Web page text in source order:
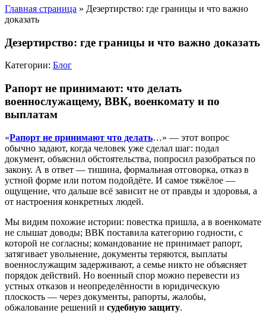
Главная страница » Дезертирство: где границы и что важно
доказать
Дезертирство: где границы и что важно доказать
Категории: Блог
Рапорт не принимают: что делать
военнослужащему, ВВК, военкомату и по
выплатам
«Рапорт не принимают что делать…» — этот вопрос
обычно задают, когда человек уже сделал шаг: подал
документ, объяснил обстоятельства, попросил разобраться по
закону. А в ответ — тишина, формальная отговорка, отказ в
устной форме или потом подойдёте. И самое тяжёлое —
ощущение, что дальше всё зависит не от правды и здоровья, а
от настроения конкретных людей.
Мы видим похожие истории: повестка пришла, а в военкомате
не слышат доводы; ВВК поставила категорию годности, с
которой не согласны; командование не принимает рапорт,
затягивает увольнение, документы теряются, выплаты
военнослужащим задерживают, а семье никто не объясняет
порядок действий. Но военный спор можно перевести из
устных отказов и неопределённости в юридическую
плоскость — через документы, рапорты, жалобы,
обжалование решений и судебную защиту.